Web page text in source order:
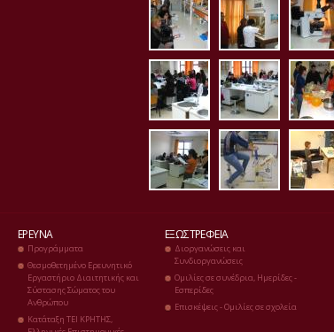
ΈΡΕΥΝΑ
Προγράμματα
Θεσμοθετημένο Ερευνητικό
Εργαστήριο Διαιτητικής και
Σύστασης Σώματος του
Ανθρώπου
Κατάταξη ΤΕΙ ΚΡΗΤΗΣ,
ΕΞΩΣΤΡΈΦΕΙΑ
Διοργανώσεις και
Συνδιοργανώσεις
Ομιλίες σε συνέδρια, Ημερίδες -
Εσπερίδες
Επισκέψεις - Ομιλίες σε σχολεία